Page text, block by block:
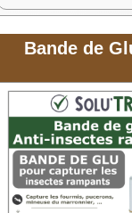
Bande de